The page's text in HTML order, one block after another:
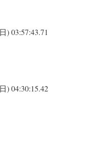
) 03:57:43.71
) 04:30:15.42